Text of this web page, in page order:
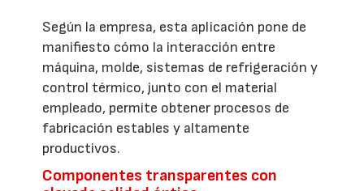
Según la empresa, esta aplicación pone de
manifiesto cómo la interacción entre
máquina, molde, sistemas de refrigeración y
control térmico, junto con el material
empleado, permite obtener procesos de
fabricación estables y altamente
productivos.
Componentes transparentes con